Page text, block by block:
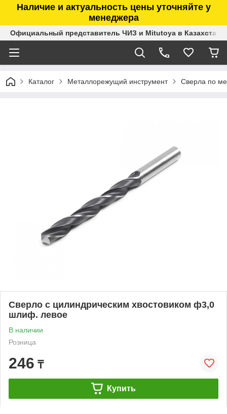
Наличие и актуальность цены уточняйте у
менеджера
Официальный представитель ЧИЗ и Mitutoya в Казахстане
Каталог Металлорежущий инструмент Сверла по
Сверло с цилиндрическим хвостовиком ф3,0
шлиф. левое
В наличии
Розница
246 ₸
Купить